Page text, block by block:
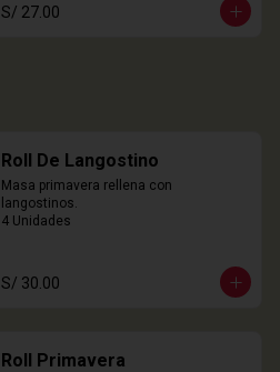
S/ 27.00
Roll De Langostino
Masa primavera rellena con
langostinos.
4 Unidades
S/ 30.00
Roll Primavera